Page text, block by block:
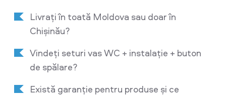
Livrați în toată Moldova sau doar în
Chișinău?
Vindeți seturi vas WC + instalație + buton
de spălare?
Există garanție pentru produse și ce